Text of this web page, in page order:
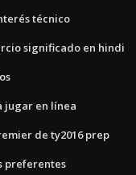
técnico
significado en hindi
jugar en línea
de ty2016 prep
preferentes